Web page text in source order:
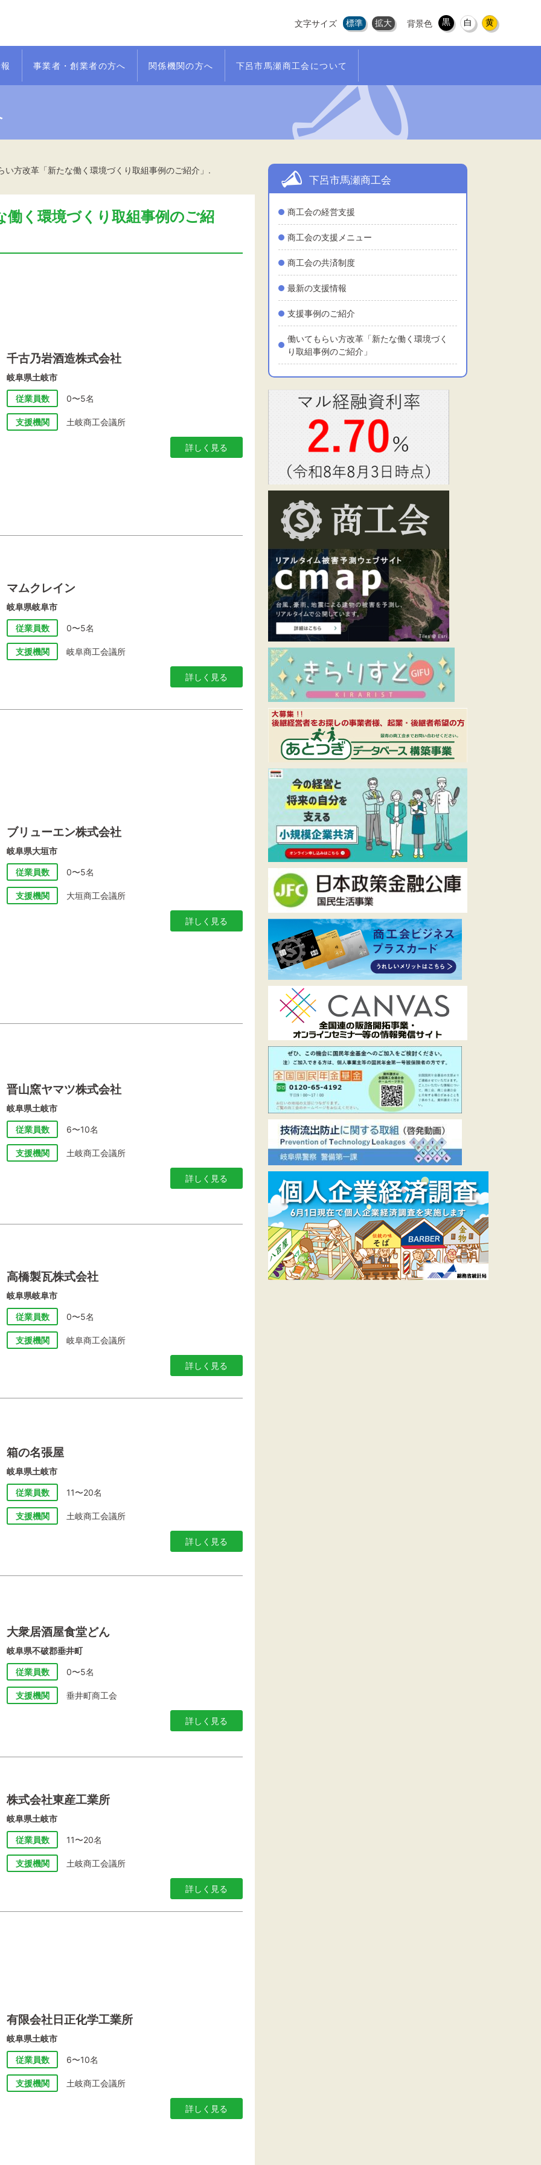
文字サイズ 標準 拡大 背景色 黒 白 黄
事業者・創業者の方へ 関係機関の方へ 下呂市馬瀬商工会について
下呂市馬瀬商工会
商工会の経営支援
商工会の支援メニュー
商工会の共済制度
最新の支援情報
支援事例のご紹介
働いてもらい方改革「新たな働く環境づく
り取組事例のご紹介」
い方改革「新たな働く環境づくり取組事例のご紹介」.
く環境づくり取組事例のご紹
千古乃岩酒造株式会社
岐阜県土岐市
従業員数 0〜5名
支援機関 土岐商工会議所
詳しく見る
マムクレイン
岐阜県岐阜市
従業員数 0〜5名
支援機関 岐阜商工会議所
詳しく見る
ブリューエン株式会社
岐阜県大垣市
従業員数 0〜5名
支援機関 大垣商工会議所
詳しく見る
晋山窯ヤマツ株式会社
岐阜県土岐市
従業員数 6〜10名
支援機関 土岐商工会議所
詳しく見る
高橋製瓦株式会社
岐阜県岐阜市
従業員数 0〜5名
支援機関 岐阜商工会議所
詳しく見る
箱の名張屋
岐阜県土岐市
従業員数 11〜20名
支援機関 土岐商工会議所
詳しく見る
大衆居酒屋食堂どん
岐阜県不破郡垂井町
従業員数 0〜5名
支援機関 垂井町商工会
詳しく見る
株式会社東産工業所
岐阜県土岐市
従業員数 11〜20名
支援機関 土岐商工会議所
詳しく見る
有限会社日正化学工業所
岐阜県土岐市
従業員数 6〜10名
支援機関 土岐商工会議所
詳しく見る